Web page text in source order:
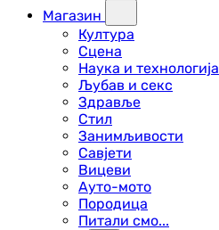
Магазин
Култура
Сцена
Наука и технологија
Љубав и секс
Здравље
Стил
Занимљивости
Савјети
Вицеви
Ауто-мото
Породица
Питали смо...